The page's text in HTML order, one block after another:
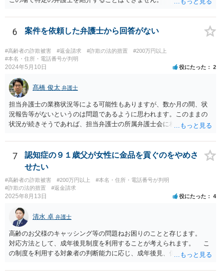
ろ、第１審被告らの不法行為は、故意による違法な詐欺行為であっ
得した利得を許容する結果になって相当でない。」と判示した。。 投
た事案であれば、過失相殺の主張は封じられることになります。
6 案件を依頼した弁護士から回答がない
#高齢者の詐欺被害 #返金請求 #詐欺の法的措置
#200万円以上
#本名・住所・電話番号が判明
2024年5月10日 役にたった 2
髙橋 俊太 弁護士
担当弁護士の業務状況等による可能性もありますが、数か月の間、状
況報告等がないというのは問題であるように思われます。このままの
状況が続きそうであれば、担当弁護士の所属弁護士会に相談してみる
7
認知症の９１歳父が女性に金品を貢ぐのをやめさ
せたい
#高齢者の詐欺被害 #200万円以上
#本名・住所・電話番号が判明
#詐欺の法的措置
#返金請求
2025年8月13日 役にたった 4
清水 卓 弁護士
高齢のお父様のキャッシング等の問題ねお困りのことと存じます。
対応方法として、成年後見制度を利用することが考えられます。 こ
の制度を利用する対象者の判断能力に応じ、成年後見、保佐、補助と
す。なお、いずれも、家庭裁判所に申立てをする必要があります。